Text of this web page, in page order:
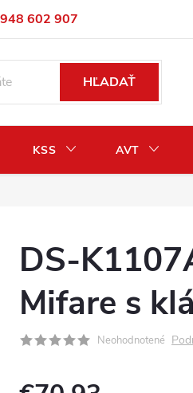
602 907
/ vrátenie peňazí
HĽADAŤ
KSS AVT
DS-
Mifare s
Neohodnotené